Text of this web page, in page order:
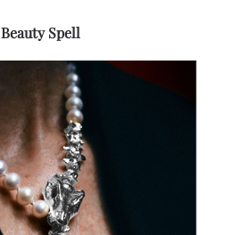
Beauty Spell